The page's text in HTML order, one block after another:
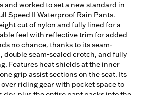
and worked to set a new standard in
Speed II Waterproof Rain Pants.
cut of nylon and fully lined for a
feel with reflective trim for added
no chance, thanks to its seam-
double seam-sealed crotch, and fully
Features heat shields at the inner
grip assist sections on the seat. Its
riding gear with pocket space to